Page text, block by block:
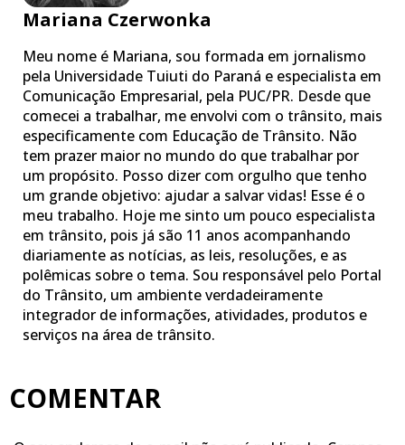
Mariana Czerwonka
Meu nome é Mariana, sou formada em jornalismo
pela Universidade Tuiuti do Paraná e especialista em
Comunicação Empresarial, pela PUC/PR. Desde que
comecei a trabalhar, me envolvi com o trânsito, mais
especificamente com Educação de Trânsito. Não
tem prazer maior no mundo do que trabalhar por
um propósito. Posso dizer com orgulho que tenho
um grande objetivo: ajudar a salvar vidas! Esse é o
meu trabalho. Hoje me sinto um pouco especialista
em trânsito, pois já são 11 anos acompanhando
diariamente as notícias, as leis, resoluções, e as
polêmicas sobre o tema. Sou responsável pelo Portal
do Trânsito, um ambiente verdadeiramente
integrador de informações, atividades, produtos e
serviços na área de trânsito.
COMENTAR